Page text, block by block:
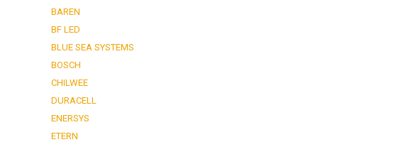
BAREN
BF LED
BLUE SEA SYSTEMS
BOSCH
CHILWEE
DURACELL
ENERSYS
ETERN